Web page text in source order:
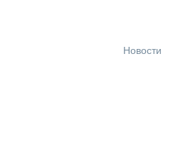
Новости